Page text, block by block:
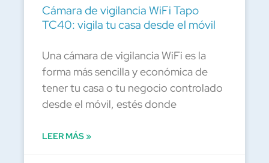
Cámara de vigilancia WiFi Tapo
TC40: vigila tu casa desde el móvil
Una cámara de vigilancia WiFi es la
forma más sencilla y económica de
tener tu casa o tu negocio controlado
desde el móvil, estés donde
LEER MÁS »